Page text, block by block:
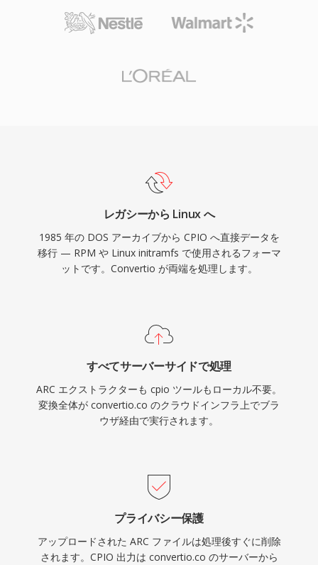
レガシーから Linux へ
1985 年の DOS アーカイブから CPIO へ直接データを
移行 — RPM や Linux initramfs で使用されるフォーマ
ットです。Convertio が両端を処理します。
すべてサーバーサイドで処理
ARC エクストラクターも cpio ツールもローカル不要。
変換全体が convertio.co のクラウドインフラ上でブラ
ウザ経由で実行されます。
プライバシー保護
アップロードされた ARC ファイルは処理後すぐに削除
されます。CPIO 出力は convertio.co のサーバーから